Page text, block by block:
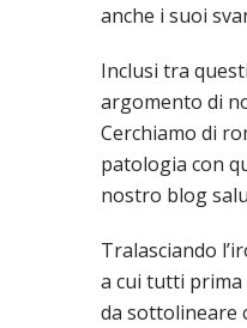
anche i suoi
Inclusi tra
argomento di
Cerchiamo di
patologia con
nostro blog
Tralasciando
a cui tutti prima
da sottolineare